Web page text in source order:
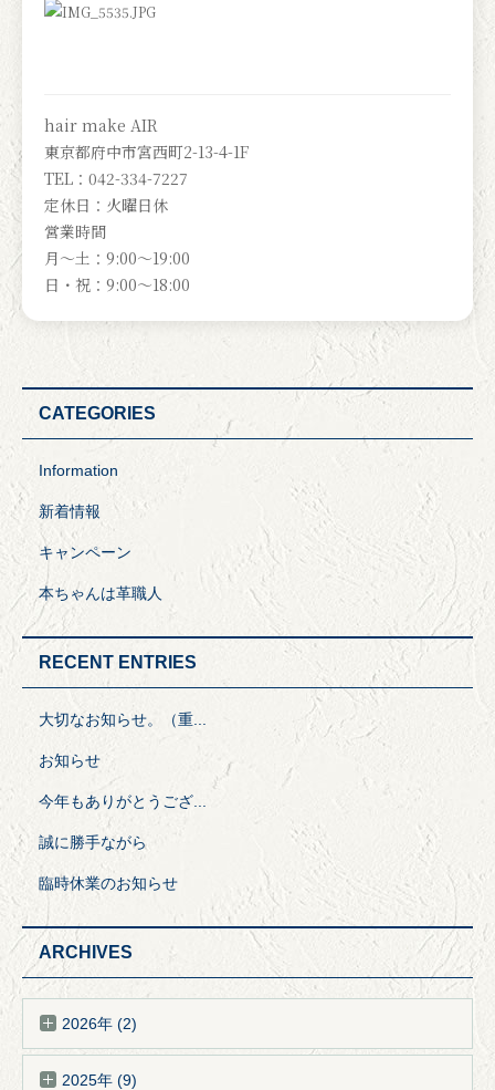
hair make AIR
東京都府中市宮西町2-13-4-1F
TEL：042-334-7227
定休日：火曜日休
営業時間
月～土：9:00～19:00
日・祝：9:00～18:00
CATEGORIES
Information
新着情報
キャンペーン
本ちゃんは革職人
RECENT ENTRIES
大切なお知らせ。（重...
お知らせ
今年もありがとうござ...
誠に勝手ながら
臨時休業のお知らせ
ARCHIVES
2026年 (2)
2025年 (9)